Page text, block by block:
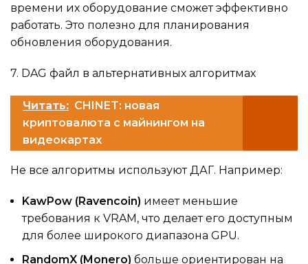
времени их оборудование сможет эффективно
работать. Это полезно для планирования
обновления оборудования.
7. DAG файл в альтернативных алгоритмах
Читать: CHINET: новая
криптовалюта с майнингом на
видеокартах
Не все алгоритмы используют ДАГ. Например:
KawPow (Ravencoin) имеет меньшие
требования к VRAM, что делает его доступным
для более широкого диапазона GPU.
RandomX (Monero) больше ориентирован на